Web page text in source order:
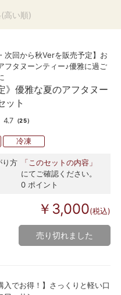
高い順)
次回から秋Verを販売予定】お
フタヌーンティー♪優雅に過ご
》優雅な夏のアフタヌー
ット
4.7 （25）
冷凍
り方
「このセットの内容」
にてご確認ください。
0 ポイント
￥3,000(税込)
売り切れました
入でお得！】さっくりと軽い口